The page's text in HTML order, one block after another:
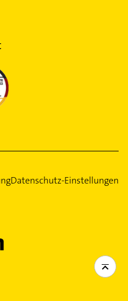
Datenschutz-Einstellungen